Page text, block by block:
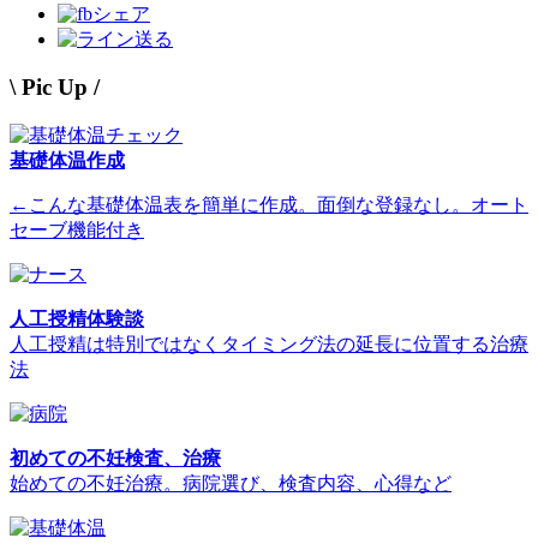
シェア
送る
\ Pic Up /
基礎体温作成
←こんな基礎体温表を簡単に作成。面倒な登録なし。オート
セーブ機能付き
人工授精体験談
人工授精は特別ではなくタイミング法の延長に位置する治療
法
初めての不妊検査、治療
始めての不妊治療。病院選び、検査内容、心得など